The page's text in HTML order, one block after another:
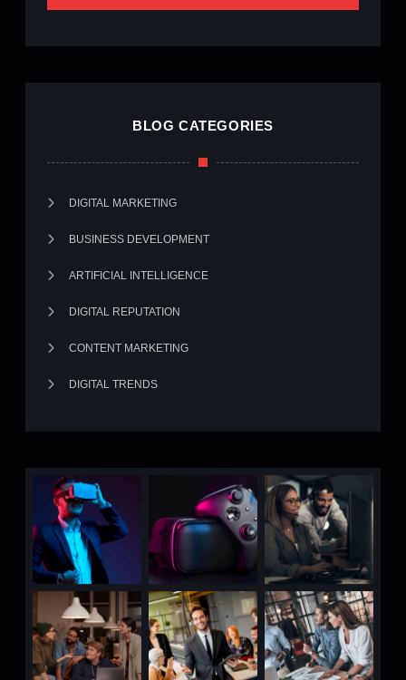
BLOG CATEGORIES
DIGITAL MARKETING
BUSINESS DEVELOPMENT
ARTIFICIAL INTELLIGENCE
DIGITAL REPUTATION
CONTENT MARKETING
DIGITAL TRENDS